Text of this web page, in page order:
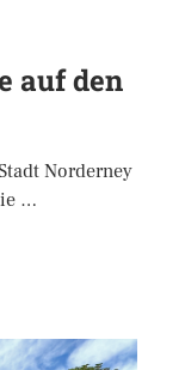
auf den
Norderney
…